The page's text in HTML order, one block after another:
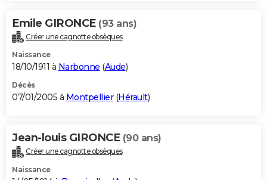
Emile GIRONCE (93 ans)
Créer une cagnotte obsèques
Naissance
18/10/1911 à Narbonne (Aude)
Décès
07/01/2005 à Montpellier(Hérault)
Jean-louis GIRONCE (90 ans)
Créer une cagnotte obsèques
Naissance